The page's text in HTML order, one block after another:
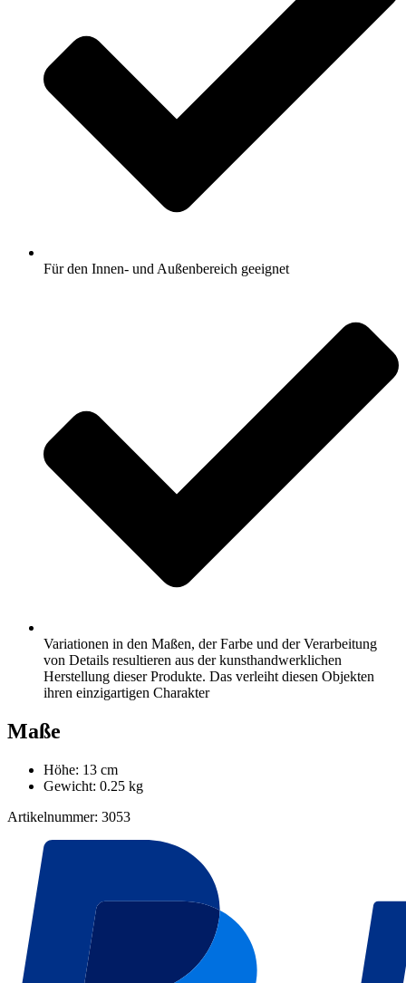
Für den Innen- und Außenbereich geeignet
Variationen in den Maßen, der Farbe und der Verarbeitung
von Details resultieren aus der kunsthandwerklichen
Herstellung dieser Produkte. Das verleiht diesen Objekten
ihren einzigartigen Charakter
Maße
Höhe: 13 cm
Gewicht: 0.25 kg
Artikelnummer: 3053